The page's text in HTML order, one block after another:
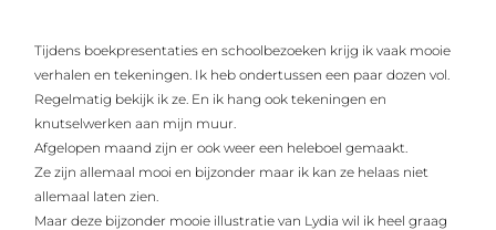
Tijdens boekpresentaties en schoolbezoeken krijg ik vaak mooie
verhalen en tekeningen. Ik heb ondertussen een paar dozen vol.
Regelmatig bekijk ik ze. En ik hang ook tekeningen en
knutselwerken aan mijn muur.
Afgelopen maand zijn er ook weer een heleboel gemaakt.
Ze zijn allemaal mooi en bijzonder maar ik kan ze helaas niet
allemaal laten zien.
Maar deze bijzonder mooie illustratie van Lydia wil ik heel graag